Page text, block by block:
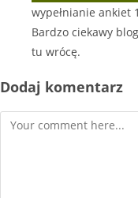
wypełnianie ankiet
Bardzo ciekawy
tu wrócę.
Dodaj komentarz